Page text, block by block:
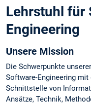
Lehrstuhl für
Engineering
Unsere Mission
Die Schwerpunkte
Software-Engineering
Schnittstelle von
Ansätze, Technik,